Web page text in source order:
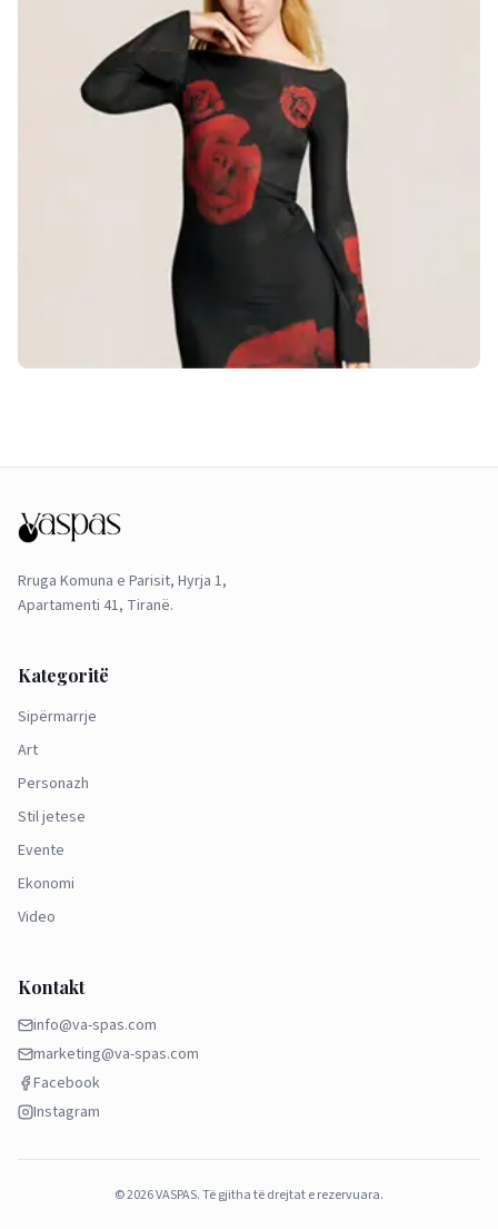
Rruga Komuna e Parisit, Hyrja 1,
Apartamenti 41, Tiranë.
Kategoritë
Sipërmarrje
Art
Personazh
Stil jetese
Evente
Ekonomi
Video
Kontakt
info@va-spas.com
marketing@va-spas.com
Facebook
Instagram
©2026VASPAS.Të gjitha të drejtat e rezervuara.